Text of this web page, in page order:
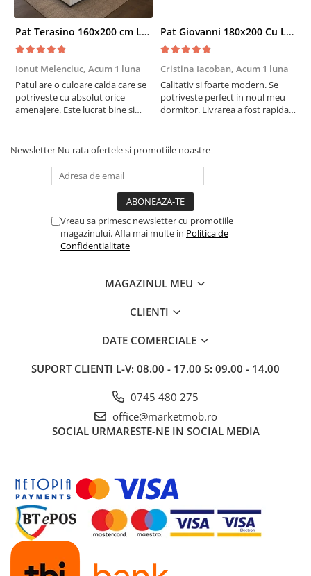
Pat Terasino 160x200 cm Lada Depozitare Tapitat Stofa Bej Somiera Inclusa
Ionut Melenciuc, Acum 1 luna
Patul are o culoare calda care se
potriveste cu absolut orice
amenajere. Este lucrat bine si
drag !
Pat Giovanni 180x200 Cu Lada De Depozitare Tapitat Catifea Gri Somiera Inclusa
Cristina Iacoban, Acum 1 luna
Calitativ si foarte modern. Se
potriveste perfect in noul meu
dormitor. Livrarea a fost rapida
Newsletter Nu rata ofertele si promotiile noastre
Vreau sa primesc newsletter cu promotiile
magazinului. Afla mai multe in Politica de
Confidentialitate
MAGAZINUL MEU
CLIENTI
DATE COMERCIALE
SUPORT CLIENTI L-V: 08.00 - 17.00 S: 09.00 - 14.00
0745 480 275
office@marketmob.ro
SOCIAL URMARESTE-NE IN SOCIAL MEDIA